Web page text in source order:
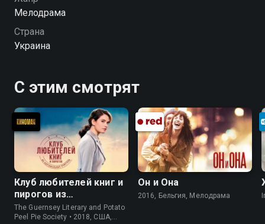
Мелодрама
Страна
Украина
С этим смотрят
Клуб любителей книг и
пирогов из
картофельных
очистков
The Guernsey Literary and Potato
Peel Pie Society • 2018, США,
Он и Она
2016, Бельгия, Мелодрама